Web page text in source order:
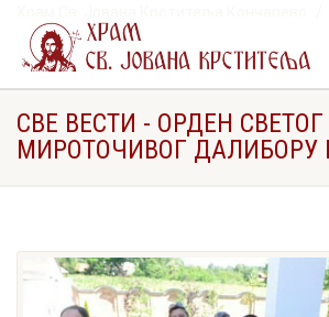
орден Светог Симеона Мироточивог
СВЕ ВЕСТИ - ОРДЕН
МИРОТОЧИВОГ